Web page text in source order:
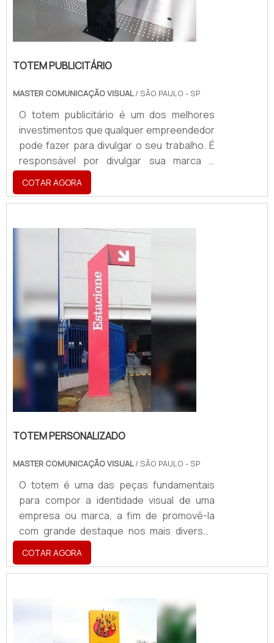
TOTEM PUBLICITÁRIO
MASTER COMUNICAÇÃO VISUAL/ SÃO PAULO - SP
O totem publicitário é um dos melhores
investimentos que qualquer empreendedor
pode fazer para divulgar o seu trabalho. É
responsável por divulgar sua marca e
passar um melhor senso de localização
para os atuais e novos clientes. Por ser
simples, prático e fácil de desenvolver,
utilizar o totem, como uma porta de entrada
para o mundo da divulgação publicitária e
maior contato com os clientes.Tipos di...
COTAR AGORA
TOTEM PERSONALIZADO
MASTER COMUNICAÇÃO VISUAL/ SÃO PAULO - SP
O totem é uma das peças fundamentais
para compor a identidade visual de uma
empresa ou marca, a fim de promovê-la
com grande destaque nos mais diversos
ambientes. Nesse sentido, é de suma
importância adquirir um totem
personalizado, com o objetivo de alinhar
valor e a missão de cada empresa.Como
uma das soluções mais eficazes para
destacar uma empresa, marca ou um
COTAR AGORA